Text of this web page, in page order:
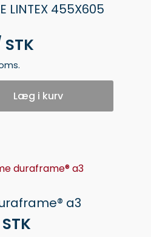
LINTEX 455X605
Læg i kurv
a3